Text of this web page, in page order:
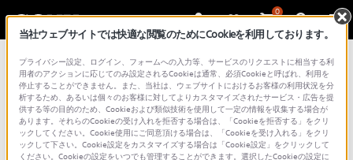
0
総合サポート・お問い合わせ
文書番号 : S0907071064400 / 最終更新日 : 2025/03/11
当社ウェブサイトでは快適な閲覧のためにCookieを利用しております。
プライバシー設定、ログイン、フォームへの入力等、サービスのリクエストに相当する利
用者のアクションに応じてのみ設定されるCookieは通常、必須Cookieと呼ばれ、利用を
停止することができません。また、当社は、ウェブサイトにおけるお客様の利用状況を分
析するため、あるいは個々のお客様に対してよりカスタマイズされたサービス・広告を提
供する等の目的のため、Cookieおよび類似技術を使用して一定の情報を収集する場合が
あります。それらのCookieの受け入れを拒否する場合は、「Cookieを拒否する」をクリ
ックしてください。Cookie使用にご同意頂ける場合は、「Cookieを受け入れる」をクリ
ックして下さい。Cookie設定をカスタマイズする場合は「Cookie設定」をクリックして
ください。Cookieの設定をいつでも管理することができます。選択したCookieの設定に